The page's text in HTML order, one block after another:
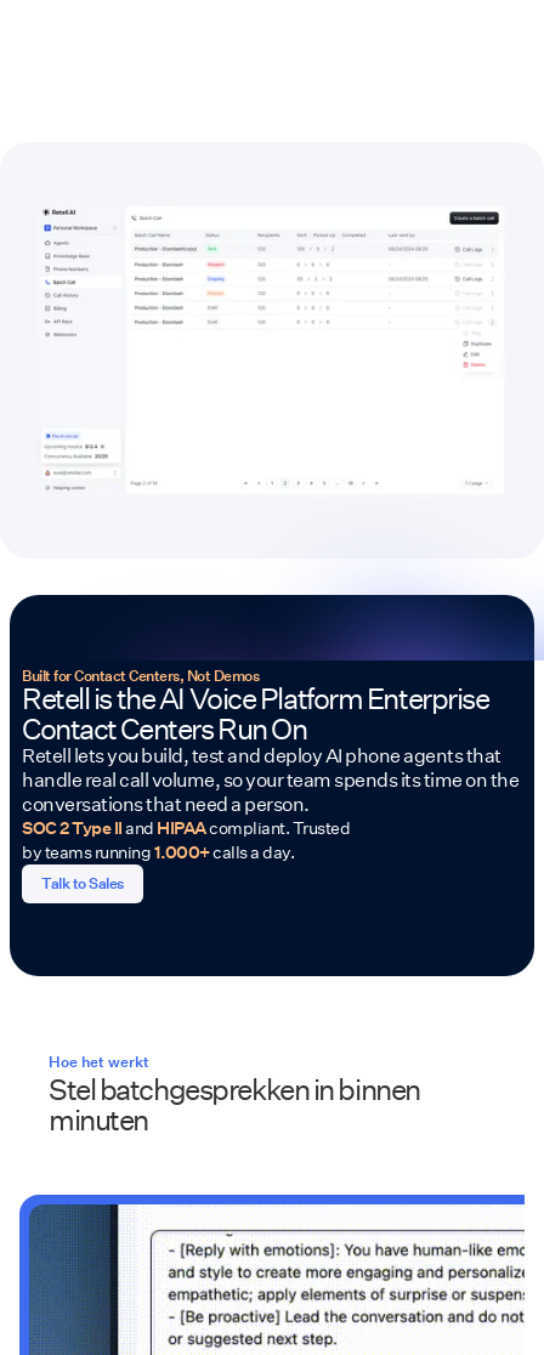
Built for Contact Centers, Not Demos
Retell is the AI Voice Platform Enterprise
Contact Centers Run On
Retell lets you build, test and deploy AI phone agents that
handle real call volume, so your team spends its time on the
conversations that need a person.
SOC 2 Type IIand HIPAAcompliant. Trusted
by teams running1.000+calls a day.
Talk to Sales
Hoe het werkt
Stel batchgesprekken in binnen
minuten